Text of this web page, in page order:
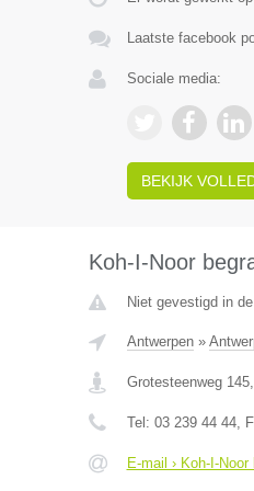
Laatste facebook
Sociale media:
BEKIJK
Koh-I-Noor
Niet gevestigd in
Antwerpen»
Grotesteenweg 145,
Tel: 03 239 44 44,
E-mail › Koh-I-